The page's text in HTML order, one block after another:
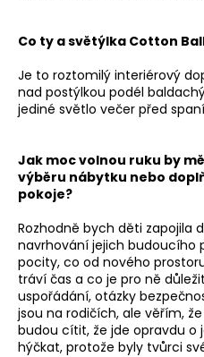
Co ty a světýlka Cotton
Je to roztomilý interiérový
nad postýlkou podél
jediné světlo večer před
Jak moc volnou ruku by
výběru nábytku nebo
pokoje?
Rozhodně bych děti zapojila
navrhování jejich budoucího
pocity, co od nového
tráví čas a co je pro ně
uspořádání, otázky
jsou na rodičích, ale věřím,
budou cítit, že jde opravdu o
hýčkat, protože byly tvůrci